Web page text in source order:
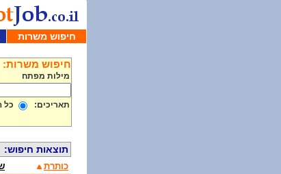
חיפוש משרות
חיפוש משרות:
מילות מפתח
תאריכים: כל
תוצאות חיפוש:
כותרת